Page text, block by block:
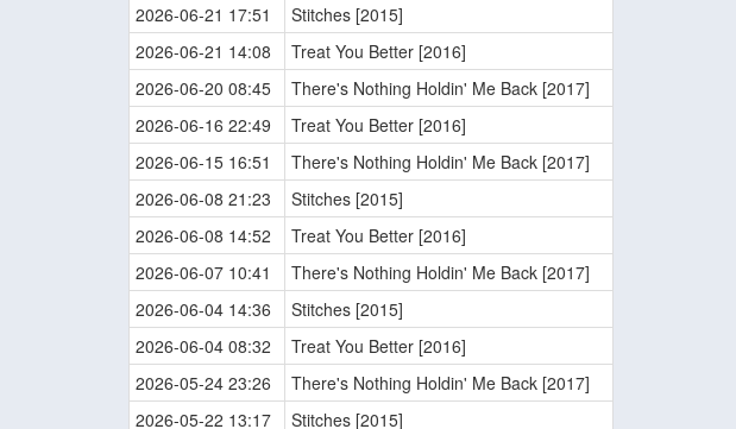
2026-06-21 17:51
Stitches [2015]
2026-06-21 14:08
Treat You Better [2016]
2026-06-20 08:45
There's Nothing Holdin' Me Back [2017]
2026-06-16 22:49
Treat You Better [2016]
2026-06-15 16:51
There's Nothing Holdin' Me Back [2017]
2026-06-08 21:23
Stitches [2015]
2026-06-08 14:52
Treat You Better [2016]
2026-06-07 10:41
There's Nothing Holdin' Me Back [2017]
2026-06-04 14:36
Stitches [2015]
2026-06-04 08:32
Treat You Better [2016]
2026-05-24 23:26
There's Nothing Holdin' Me Back [2017]
2026-05-22 13:17
Stitches [2015]